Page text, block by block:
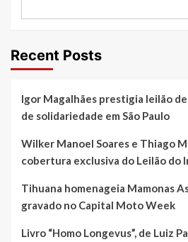
Recent Posts
Igor Magalhães prestigia leilão
de solidariedade em São Paulo
Wilker Manoel Soares e Thiago
cobertura exclusiva do Leilão do
Tihuana homenageia Mamonas
gravado no Capital Moto Week
Livro “Homo Longevus”, de Luiz